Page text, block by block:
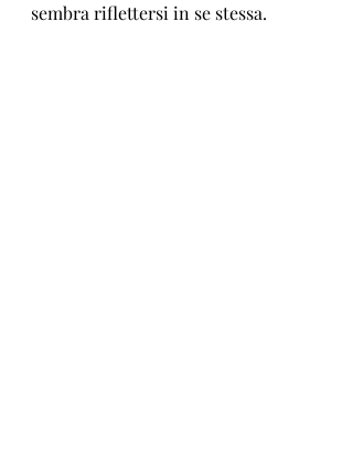
sembra riflettersi in se stessa.